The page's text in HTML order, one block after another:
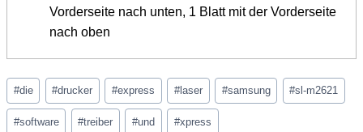
Vorderseite nach unten, 1 Blatt mit der Vorderseite
nach oben
Schlagworte:
#die #drucker #express #laser #samsung #sl-m2621
#software #treiber #und #xpress